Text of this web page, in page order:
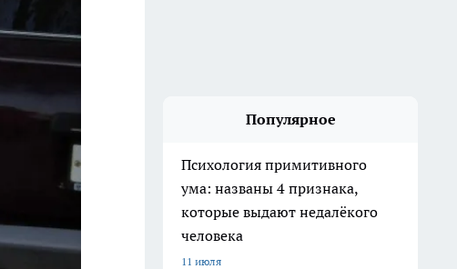
Популярное
Психология примитивного
ума: названы 4 признака,
которые выдают недалёкого
человека
11 июля